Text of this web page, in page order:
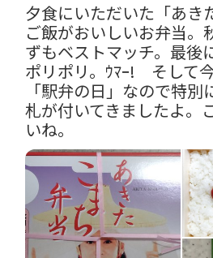
夕食にいただいた「あき
ご飯がおいしいお弁当。
ずもベストマッチ。最後
ポリポリ。ｳﾏｰ!　そして
「駅弁の日」なので特
札が付いてきましたよ。
いね。